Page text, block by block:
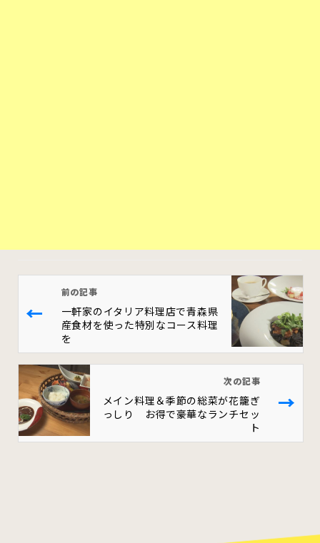
←
前の記事
一軒家のイタリア料理店で青森県
産食材を使った特別なコース料理
を
次の記事
メイン料理＆季節の総菜が花籠ぎ
っしり お得で豪華なランチセッ
ト
→